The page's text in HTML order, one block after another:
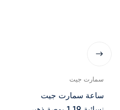
سمارت جيت
ساعة سمارت جيت